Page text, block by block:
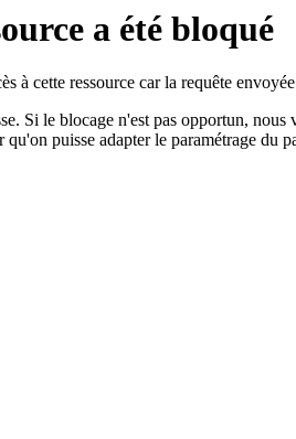
a été bloqué
à cette ressource car la requête
Si le blocage n'est pas opportun,
puisse adapter le paramétrage du